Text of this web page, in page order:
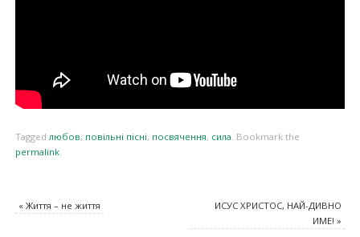
Taggedлюбов, повільні пісні, посвячення, сила. Bookmark the
permalink.
«Життя – не життя
ИСУС ХРИСТОС, НАЙ-ДИВНО
ИМЕ!»